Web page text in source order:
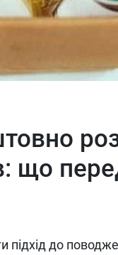
що
підхід до